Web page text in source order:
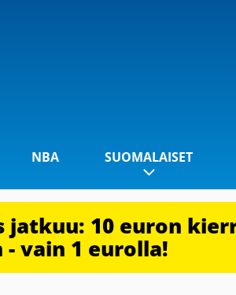
NBA SUOMALAISET
jatkuu: 10 euron
- vain 1 eurolla!